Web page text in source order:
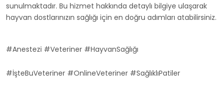
sunulmaktadır. Bu hizmet hakkında detaylı bilgiye ulaşarak
hayvan dostlarınızın sağlığı için en doğru adımları atabilirsiniz.
#Anestezi #Veteriner #HayvanSağlığı
#İşteBuVeteriner #OnlineVeteriner #SağlıklıPatiler